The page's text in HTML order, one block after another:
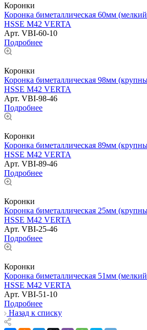
Коронки
Коронка биметаллическая 60мм
HSSE М42 VERTA
Арт. VBI-60-10
Подробнее
Коронки
Коронка биметаллическая 98мм
HSSE М42 VERTA
Арт. VBI-98-46
Подробнее
Коронки
Коронка биметаллическая 89мм
HSSE М42 VERTA
Арт. VBI-89-46
Подробнее
Коронки
Коронка биметаллическая 25мм
HSSE М42 VERTA
Арт. VBI-25-46
Подробнее
Коронки
Коронка биметаллическая 51мм
HSSE М42 VERTA
Арт. VBI-51-10
Подробнее
Назад к списку